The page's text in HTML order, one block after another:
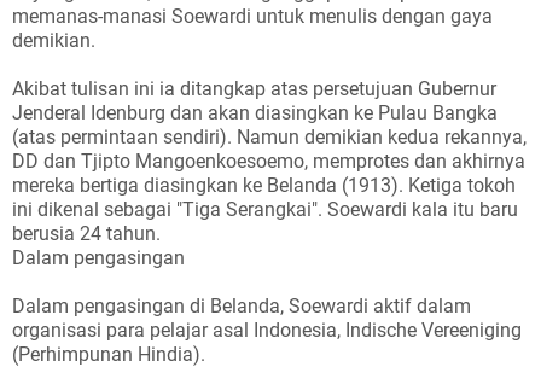
memanas-manasi Soewardi untuk menulis dengan gaya
demikian.
Akibat tulisan ini ia ditangkap atas persetujuan Gubernur
Jenderal Idenburg dan akan diasingkan ke Pulau Bangka
(atas permintaan sendiri). Namun demikian kedua rekannya,
DD dan Tjipto Mangoenkoesoemo, memprotes dan akhirnya
mereka bertiga diasingkan ke Belanda (1913). Ketiga tokoh
ini dikenal sebagai "Tiga Serangkai". Soewardi kala itu baru
berusia 24 tahun.
Dalam pengasingan
Dalam pengasingan di Belanda, Soewardi aktif dalam
organisasi para pelajar asal Indonesia, Indische Vereeniging
(Perhimpunan Hindia).